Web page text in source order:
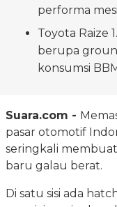
performa
Toyota Raize
berupa
konsumsi
Suara.com -
pasar otomotif
seringkali
baru galau berat.
Di satu sisi ada